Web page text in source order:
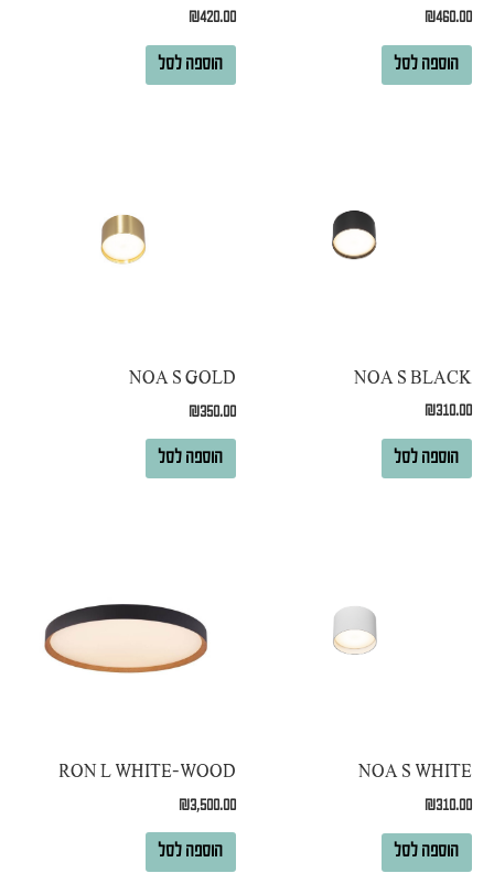
₪460.00
הוספה לסל
₪420.00
הוספה לסל
NOA S BLACK
₪310.00
הוספה לסל
NOA S GOLD
₪350.00
הוספה לסל
NOA S WHITE
₪310.00
הוספה לסל
RON L WHITE-WOOD
₪3,500.00
הוספה לסל